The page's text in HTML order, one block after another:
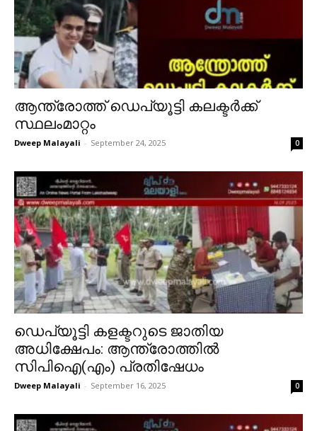
ആന്ത്രോത്ത് ഡെപ്യൂട്ടി കലക്ടർക്ക്
സ്ഥലംമാറ്റം
Dweep Malayali - September 24, 2025 0
ഡെപ്യൂട്ടി കളക്ടറുടെ ജാതിയ
അധിക്ഷേപം: ആന്ത്രോത്തിൽ
സിപിഐ(എം) പ്രതിഷേധം
Dweep Malayali - September 16, 2025 0